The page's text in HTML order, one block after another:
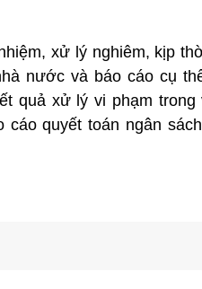
xử lý nghiêm, kịp
nước và báo cáo cụ
quả xử lý vi phạm
cáo quyết toán ngân